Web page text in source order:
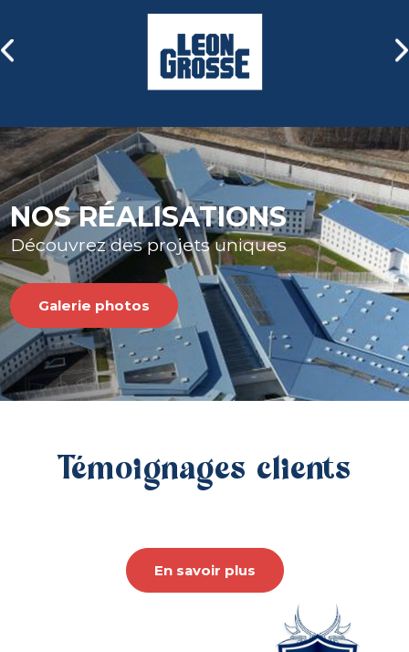
NOS RÉALISATIONS
Découvrez des projets uniques
Galerie photos
Témoignages clients
En savoir plus